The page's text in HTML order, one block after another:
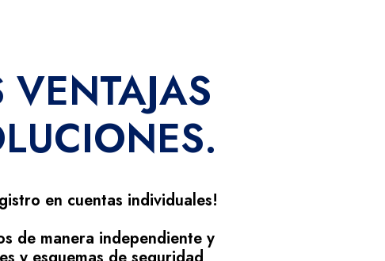
VENTAJAS
en cuentas individuales!
de manera independiente y